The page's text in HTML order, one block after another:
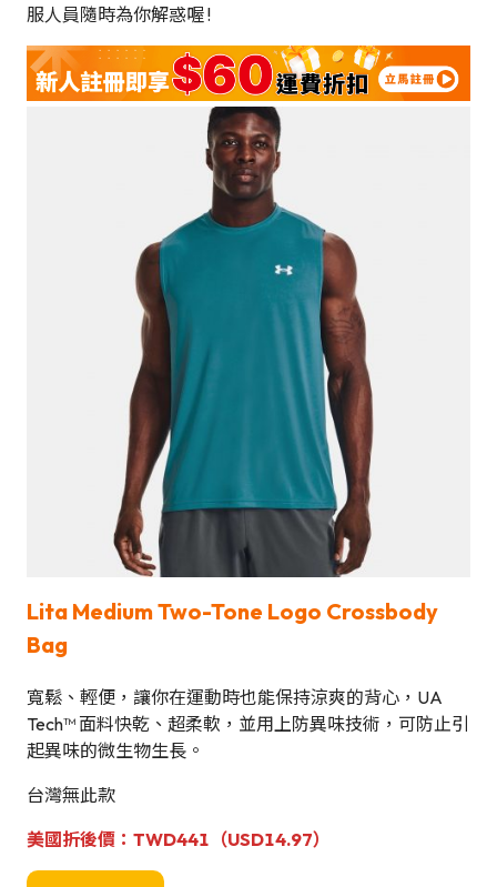
服人員隨時為你解惑喔 !
Lita Medium Two-Tone Logo Crossbody
Bag
寬鬆、輕便，讓你在運動時也能保持涼爽的背心，UA
Tech™ 面料快乾、超柔軟，並用上防異味技術，可防止引
起異味的微生物生長。
台灣無此款
美國 折後價 ：TWD441（USD14.97）